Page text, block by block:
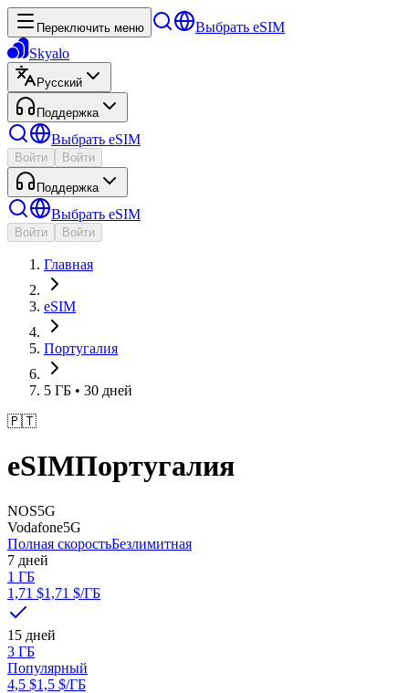
Переключить меню
Выбрать eSIM
Skyalo
Русский
Поддержка
Выбрать eSIM
Войти Войти
Поддержка
Выбрать eSIM
Войти Войти
Главная
eSIM
Португалия
5 ГБ • 30 дней
🇵🇹
eSIMПортугалия
NOS5G
Vodafone5G
Полная скоростьБезлимитная
7 дней
1 ГБ
1,71 $1,71 $/ГБ
15 дней
3 ГБ
Популярный
4,5 $1,5 $/ГБ